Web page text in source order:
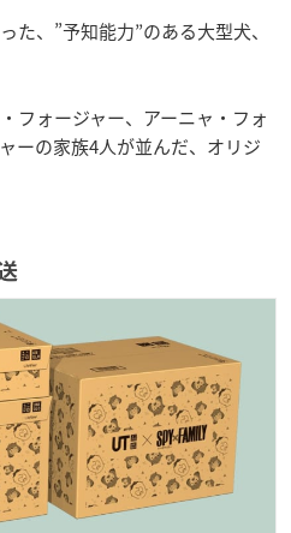
た、”予知能力”のある大型犬、
フォージャー、アーニャ・フォ
ーの家族4人が並んだ、オリジ